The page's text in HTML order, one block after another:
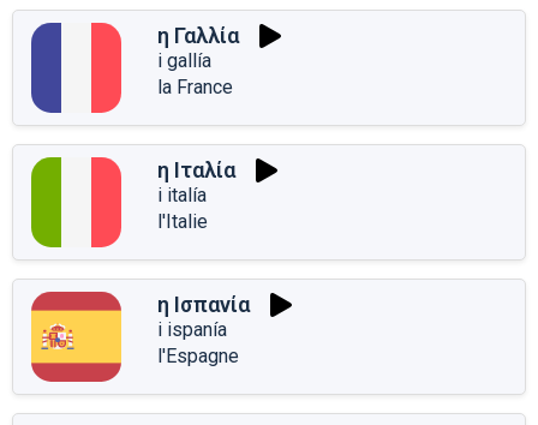
η Γαλλία
i gallía
la France
η Ιταλία
i italía
l'Italie
η Ισπανία
i ispanía
l'Espagne